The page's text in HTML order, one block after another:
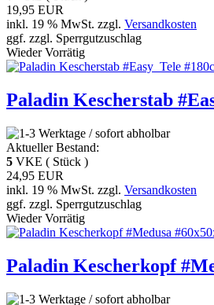
19,95 EUR
inkl. 19 % MwSt. zzgl. Versandkosten
ggf. zzgl. Sperrgutzuschlag
Wieder Vorrätig
Paladin Kescherstab
Aktueller Bestand:
5 VKE ( Stück )
24,95 EUR
inkl. 19 % MwSt. zzgl. Versandkosten
ggf. zzgl. Sperrgutzuschlag
Wieder Vorrätig
Paladin Kescherkopf